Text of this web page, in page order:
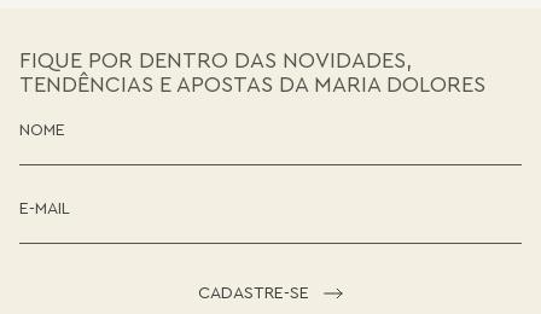
FIQUE POR DENTRO DAS NOVIDADES,
TENDÊNCIAS E APOSTAS DA MARIA DOLORES
CADASTRE-SE